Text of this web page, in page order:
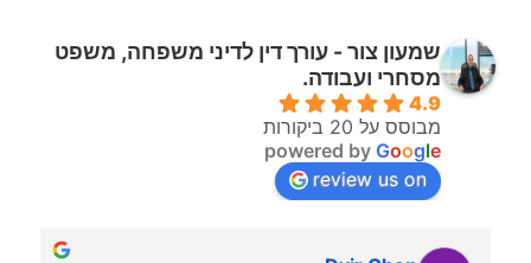
שמעון צור - עורך דין לדיני משפחה, משפט
מסחרי ועבודה.
4.9
מבוסס על 20 ביקורות
powered by Google
review us on